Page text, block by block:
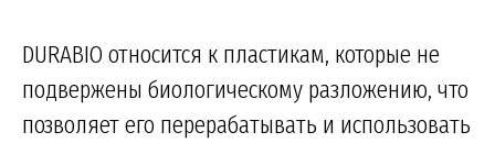
DURABIO относится к пластикам, которые не
подвержены биологическому разложению, что
позволяет его перерабатывать и использовать